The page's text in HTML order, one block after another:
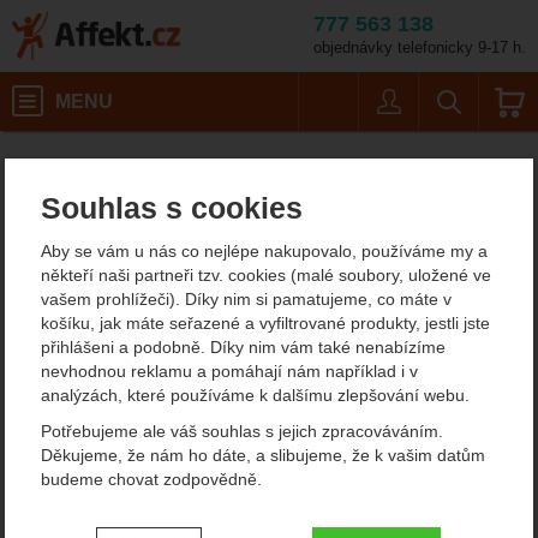
Souhlas s cookies
Aby se vám u nás co nejlépe nakupovalo, používáme my a
někteří naši partneři tzv. cookies (malé soubory, uložené ve
vašem prohlížeči). Díky nim si pamatujeme, co máte v
košíku, jak máte seřazené a vyfiltrované produkty, jestli jste
přihlášeni a podobně. Díky nim vám také nenabízíme
nevhodnou reklamu a pomáhají nám například i v
analýzách, které používáme k dalšímu zlepšování webu.
Potřebujeme ale váš souhlas s jejich zpracováváním.
Děkujeme, že nám ho dáte, a slibujeme, že k vašim datům
budeme chovat zodpovědně.
Nastavení souhlasů s kategoriemi
777 563 138
objednávky telefonicky 9-17 h.
MENU
Mountain Equipment Apiro Hooded Jacket Women's
Mountain Equipment Apiro
Hooded Jacket Women's
fleesová mikina
Fotografie